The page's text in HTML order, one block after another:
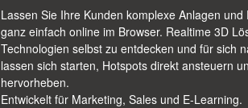
Lassen Sie Ihre Kunden komplexe Anlagen
ganz einfach online im Browser. Realtime 3D
Technologien selbst zu entdecken und für sich
lassen sich starten, Hotspots direkt ansteuern
hervorheben.
Entwickelt für Marketing, Sales und E-Learning.